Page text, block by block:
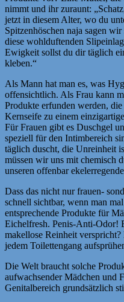
nimmt und ihr zuraunt:
jetzt in diesem Alter, wo du
Spitzenhöschen naja sagen
diese wohlduftenden
Ewigkeit sollst du dir täglich
kleben.“
Als Mann hat man es, was
offensichtlich. Als Frau kann
Produkte erfunden werden,
Kernseife zu einem
Für Frauen gibt es Duschgel
speziell für den Intimbereich
täglich duscht, die Unreinheit
müssen wir uns mit chemisch
unseren offenbar
Dass das nicht nur frauen-
schnell sichtbar, wenn man
entsprechende Produkte für
Eichelfresh. Penis-Anti-Odor!
makellose Reinheit verspricht?
jedem Toilettengang
Die Welt braucht solche
aufwachsender Mädchen und
Genitalbereich grundsätzlich